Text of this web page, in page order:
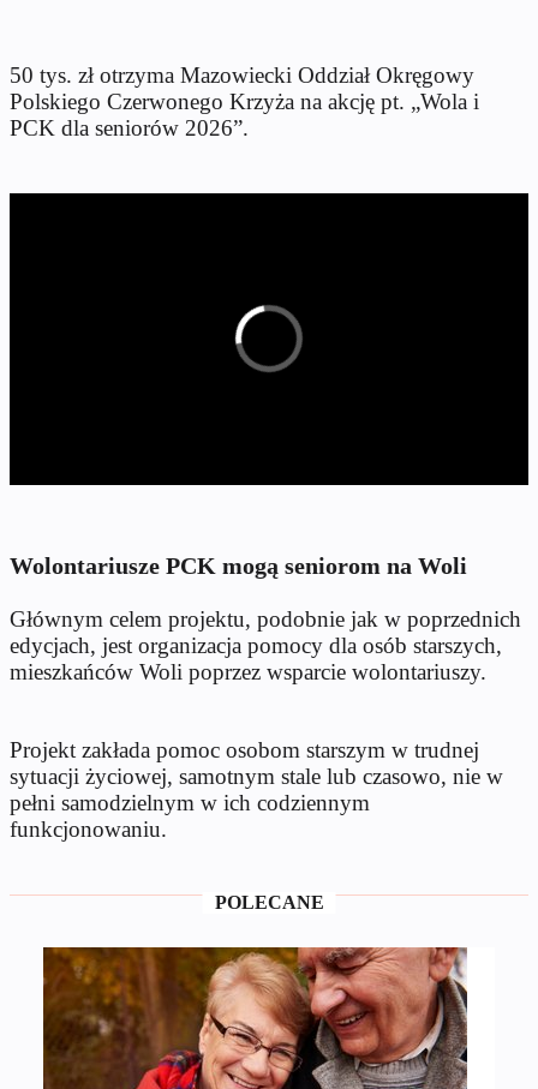
50 tys. zł otrzyma Mazowiecki Oddział Okręgowy
Polskiego Czerwonego Krzyża na akcję pt. „Wola i
PCK dla seniorów 2026”.
Wolontariusze PCK mogą seniorom na Woli
Głównym celem projektu, podobnie jak w poprzednich
edycjach, jest organizacja pomocy dla osób starszych,
mieszkańców Woli poprzez wsparcie wolontariuszy.
Projekt zakłada pomoc osobom starszym w trudnej
sytuacji życiowej, samotnym stale lub czasowo, nie w
pełni samodzielnym w ich codziennym
funkcjonowaniu.
POLECANE